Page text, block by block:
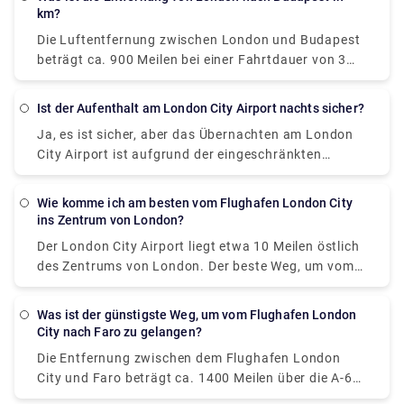
Voraus buchen.
km?
Die Luftentfernung zwischen London und Budapest
beträgt ca. 900 Meilen bei einer Fahrtdauer von 3
Stunden. Während die Fahrstrecke zwischen ihnen
dauern, um das Ziel zu erreichen. Das gilt als lange
Fahrt und es ist nicht möglich, ohne Unterbrechung
zu fahren. Da Flugzeuge viel schneller sind als
Autos, beträgt die Flugzeit etwa ein Achtel dessen,
was man zum Autofahren brauchen würde. Um eine
bessere Vorstellung davon zu bekommen, wie lange
diese Reise dauern würde, müssen Sie sie online auf
einer seriösen Website berechnen.
Ist der Aufenthalt am London City Airport nachts sicher?
Ja, es ist sicher, aber das Übernachten am London
City Airport ist aufgrund der eingeschränkten
Betriebszeiten nicht möglich, da der Flughafen
schließt. Wenn Sie in der Nähe des Flughafens
Nachtflug zu erwischen, und Ihren Schlaf nicht aufs
Spiel setzen möchten, sind Hotels in der Nähe.
Flughafen London City Ibis Budget London City
Airport Travelodge London Excel-Hotel Alle oben
genannten Hotels sind 5 Gehminuten vom Flughafen
entfernt.
Wie komme ich am besten vom Flughafen London City
ins Zentrum von London?
Der London City Airport liegt etwa 10 Meilen östlich
des Zentrums von London. Der beste Weg, um vom
Flughafen London City ins Zentrum von London zu
Bequemlichkeit abhängt. Wenn Sie ein
Benutzung der Londoner U-Bahn (U-Bahn-System)
als einfach und erschwinglich. Es kostet etwa £5-£7
Was ist der günstigste Weg, um vom Flughafen London
City nach Faro zu gelangen?
Die Entfernung zwischen dem Flughafen London
City und Faro beträgt ca. 1400 Meilen über die A-66,
die etwa 30 Stunden mit dem Auto und 4 Stunden